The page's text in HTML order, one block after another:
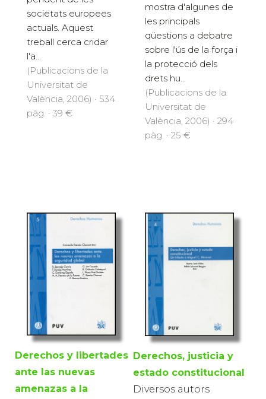
societats europees
actuals. Aquest
treball cerca cridar
l'a...
(Publicacions de la
Universitat de
València, 2006) · 534
pàg. · 39 €
mostra d'algunes de
les principals
qüestions a debatre
sobre l'ús de la força i
la protecció dels
drets hu...
(Publicacions de la
Universitat de
València, 2006) · 294
pàg. · 25 €
Derechos y libertades
ante las nuevas
amenazas a la
Derechos, justicia y
estado constitucional
Diversos autors